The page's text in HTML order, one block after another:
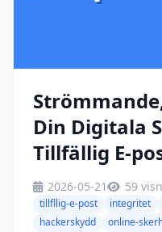
Din Digitala
Tillfällig E-
2026-05-21 59
tillfllig-e-post integritet
hackerskydd
online-